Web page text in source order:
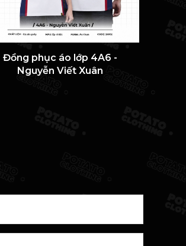
Đồng phục áo lớp 4A6 -
Nguyễn Viết Xuân